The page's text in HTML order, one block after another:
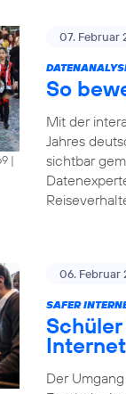
|
07. Februar
So
Mit der
Jahres
sichtbar
06. Februar
SAFER
Internet
Der